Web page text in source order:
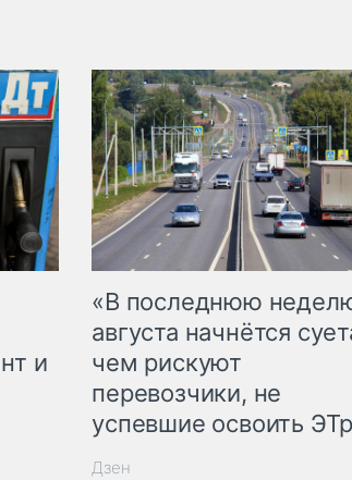
и
«В последнюю
августа начнётся
чем рискуют
перевозчики, не
успевшие освоить
Дзен